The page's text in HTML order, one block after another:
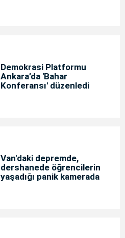
Demokrasi Platformu
Ankara’da 'Bahar
Konferansı' düzenledi
Van'daki depremde,
dershanede öğrencilerin
yaşadığı panik kamerada